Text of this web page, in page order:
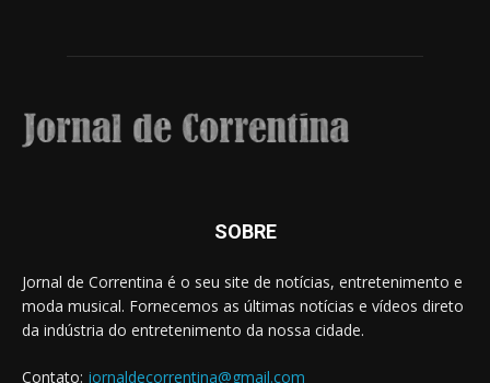
SOBRE
Jornal de Correntina é o seu site de notícias, entretenimento e
moda musical. Fornecemos as últimas notícias e vídeos direto
da indústria do entretenimento da nossa cidade.
Contato: jornaldecorrentina@gmail.com